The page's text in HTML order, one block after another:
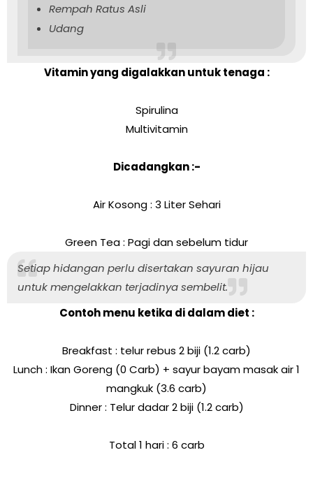
Rempah Ratus Asli
Udang
Vitamin yang digalakkan untuk tenaga :
Spirulina
Multivitamin
Dicadangkan :-
Air Kosong : 3 Liter Sehari
Green Tea : Pagi dan sebelum tidur
Setiap hidangan perlu disertakan sayuran hijau
untuk mengelakkan terjadinya sembelit.
Contoh menu ketika di dalam diet :
Breakfast : telur rebus 2 biji (1.2 carb)
Lunch : Ikan Goreng (0 Carb) + sayur bayam masak air 1
mangkuk (3.6 carb)
Dinner : Telur dadar 2 biji (1.2 carb)
Total 1 hari : 6 carb